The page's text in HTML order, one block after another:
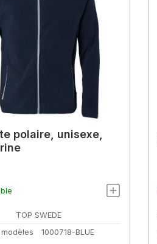
polaire, unisexe,
TOP SWEDE
1000718-BLUE